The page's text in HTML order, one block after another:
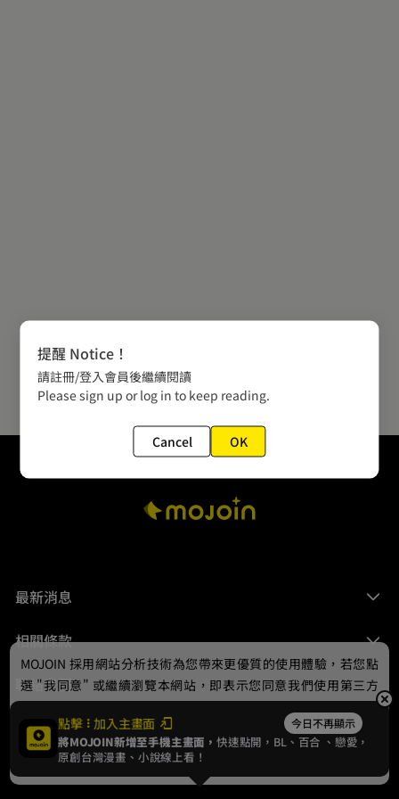
最新消息
相關條款
聯絡我們
© 2024 gamania Digital Entertainment Co., Ltd.
點擊 加入主畫面 今日不再顯示
將MOJOIN新增至手機主畫面，快速點開，BL、 百合 、戀愛，
原創台灣漫畫、小說線上看！
MOJOIN 採用網站分析技術為您帶來更優質的使用體驗，若您點
選 "我同意" 或繼續瀏覽本網站，即表示您同意我們使用第三方
Cookie，欲瞭解更多資訊請見隱私權政策。
我同意
提醒 Notice！
請註冊/登入會員後繼續閱讀
Please sign up or log in to keep reading.
Cancel OK